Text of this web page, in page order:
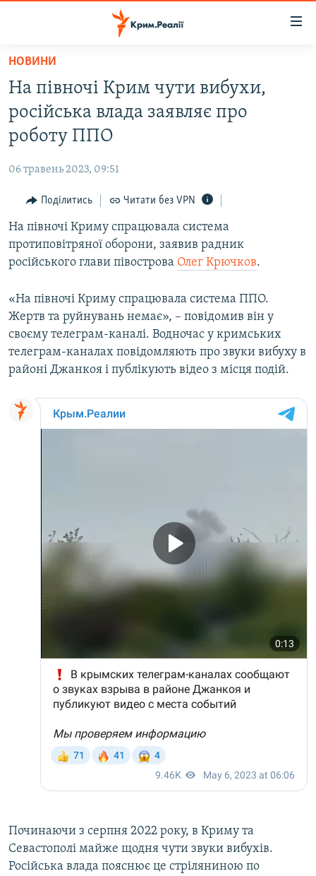
Перейти
основного
матеріалу
Перейти
до
основної
навігації
Перейти
пошуку
ВІДЕО ТА ФОТО
БЛОГИ
ПОГЛЯД
ІНТЕРВ'Ю
ВСЕ ЗА ДЕНЬ
ДЕПОРТАЦІЯ
ВІДЕОУРОКИ «ELIFBE»
СВІДЧЕННЯ ОКУПАЦІЇ
ІНФОГРАФІКА
ЯК ОБІЙТИ БЛОКУВАННЯ
Русский
Qırımtatar
ДОЛУЧАЙСЯ!
НОВИНИ
На півночі Крим чути вибухи,
російська влада заявляє про
роботу ППО
06 травень 2023, 09:51
Поділитись Читати без VPN
На півночі Криму спрацювала система
протиповітряної оборони, заявив радник
російського глави півострова Олег Крючков.
«На півночі Криму спрацювала система ППО.
Жертв та руйнувань немає», – повідомив він у
своєму телеграм-каналі. Водночас у кримських
телеграм-каналах повідомляють про звуки вибуху в
районі Джанкоя і публікують відео з місця подій.
Починаючи з серпня 2022 року, в Криму та
Севастополі майже щодня чути звуки вибухів.
Російська влада пояснює це стріляниною по